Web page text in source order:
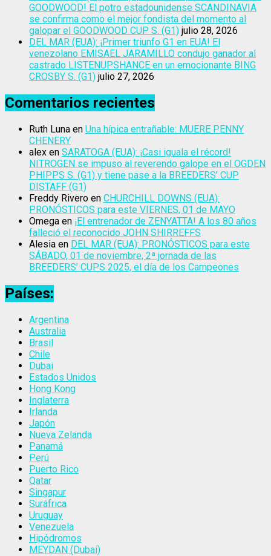
GOODWOOD! El potro estadounidense SCANDINAVIA
se confirma como el mejor fondista del momento al
galopar el GOODWOOD CUP S. (G1) julio 28, 2026
DEL MAR (EUA): ¡Primer triunfo G1 en EUA! El
venezolano EMISAEL JARAMILLO condujo ganador al
castrado LISTENUPSHANCE en un emocionante BING
CROSBY S. (G1) julio 27, 2026
Comentarios recientes
Ruth Luna en Una hípica entrañable: MUERE PENNY
CHENERY
alex en SARATOGA (EUA): ¡Casi iguala el récord!
NITROGEN se impuso al reverendo galope en el OGDEN
PHIPPS S. (G1) y tiene pase a la BREEDERS’ CUP
DISTAFF (G1)
Freddy Rivero en CHURCHILL DOWNS (EUA):
PRONÓSTICOS para este VIERNES, 01 de MAYO
Omega en ¡El entrenador de ZENYATTA! A los 80 años
falleció el reconocido JOHN SHIRREFFS
Alesia en DEL MAR (EUA): PRONÓSTICOS para este
SÁBADO, 01 de noviembre, 2ª jornada de las
BREEDERS’ CUPS 2025, el día de los Campeones
Países:
Argentina
Australia
Brasil
Chile
Dubai
Estados Unidos
Hong Kong
Inglaterra
Irlanda
Japón
Nueva Zelanda
Panamá
Perú
Puerto Rico
Qatar
Singapur
Suráfrica
Uruguay
Venezuela
Hipódromos
MEYDAN (Dubai)